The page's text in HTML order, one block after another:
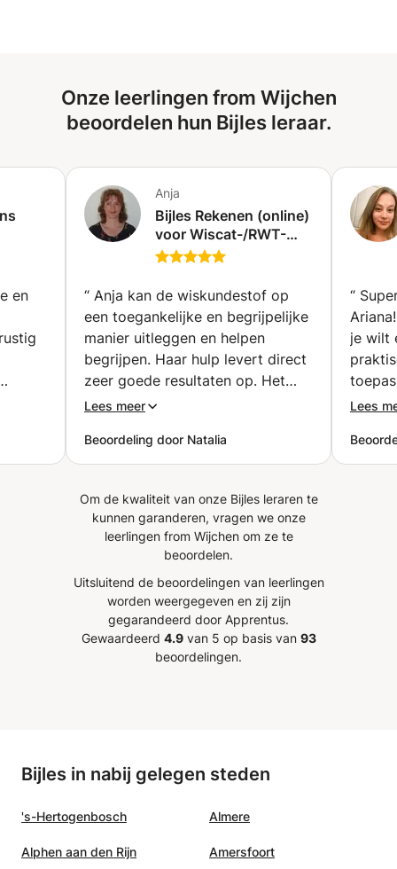
Onze leerlingen from Wijchen
beoordelen hun Bijles leraar.
en
om
Ik
op
Anja
Bijles Rekenen (online)
voor Wiscat-/RWT-
toets, Landelijke
andere Rekentoetsen
Pabo (Enkhuizen)
“ Anja kan de wiskundestof op
een toegankelijke en begrijpelijke
manier uitleggen en helpen
begrijpen. Haar hulp levert direct
zeer goede resultaten op. Het
kennisoverdrachtsysteem van
iedereen zo'n hele goede lerares
als Anja aan. (ouder vertaald via
Lees meer
Beoordeling door Natalia
“
je wilt
Lees
Om de kwaliteit van onze Bijles leraren te
kunnen garanderen, vragen we onze
leerlingen from Wijchen om ze te
beoordelen.
Uitsluitend de beoordelingen van leerlingen
worden weergegeven en zij zijn
gegarandeerd door Apprentus.
Gewaardeerd 4.9van 5 op basis van 93
beoordelingen.
Bijles in nabij gelegen steden
's-Hertogenbosch Almere
Alphen aan den Rijn Amersfoort